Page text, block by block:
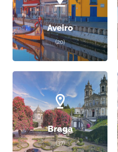
Aveiro
(20)
Braga
(37)